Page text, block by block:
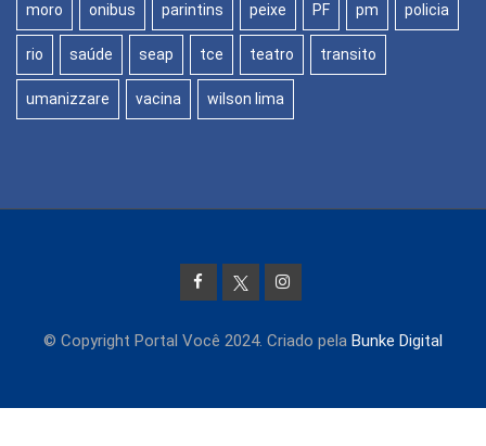
moro onibus parintins peixe PF pm policia
rio saúde seap tce teatro transito
umanizzare vacina wilson lima
© Copyright Portal Você 2024. Criado pela Bunke Digital